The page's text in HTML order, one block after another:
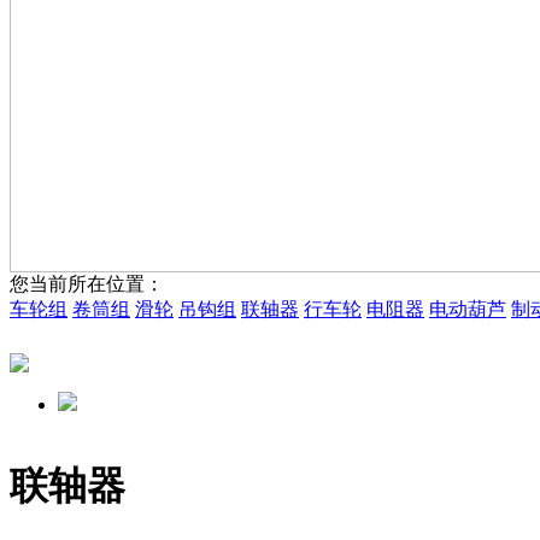
您当前所在位置：
车轮组 卷筒组 滑轮 吊钩组 联轴器 行车轮 电阻器 电动葫芦 制
联轴器